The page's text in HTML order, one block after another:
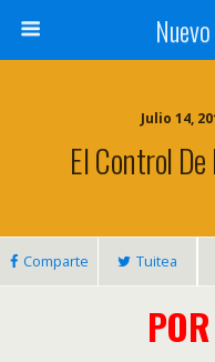
Julio 14,
El Control
Comparte Tuitea